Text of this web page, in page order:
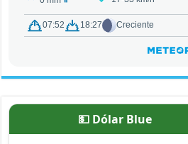
💵 Dólar Blue